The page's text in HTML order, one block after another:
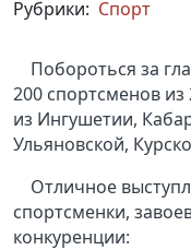
Рубрики: Спорт
Побороться за
200 спортсменов
из Ингушетии,
Ульяновской,
Отличное
спортсменки,
конкуренции: